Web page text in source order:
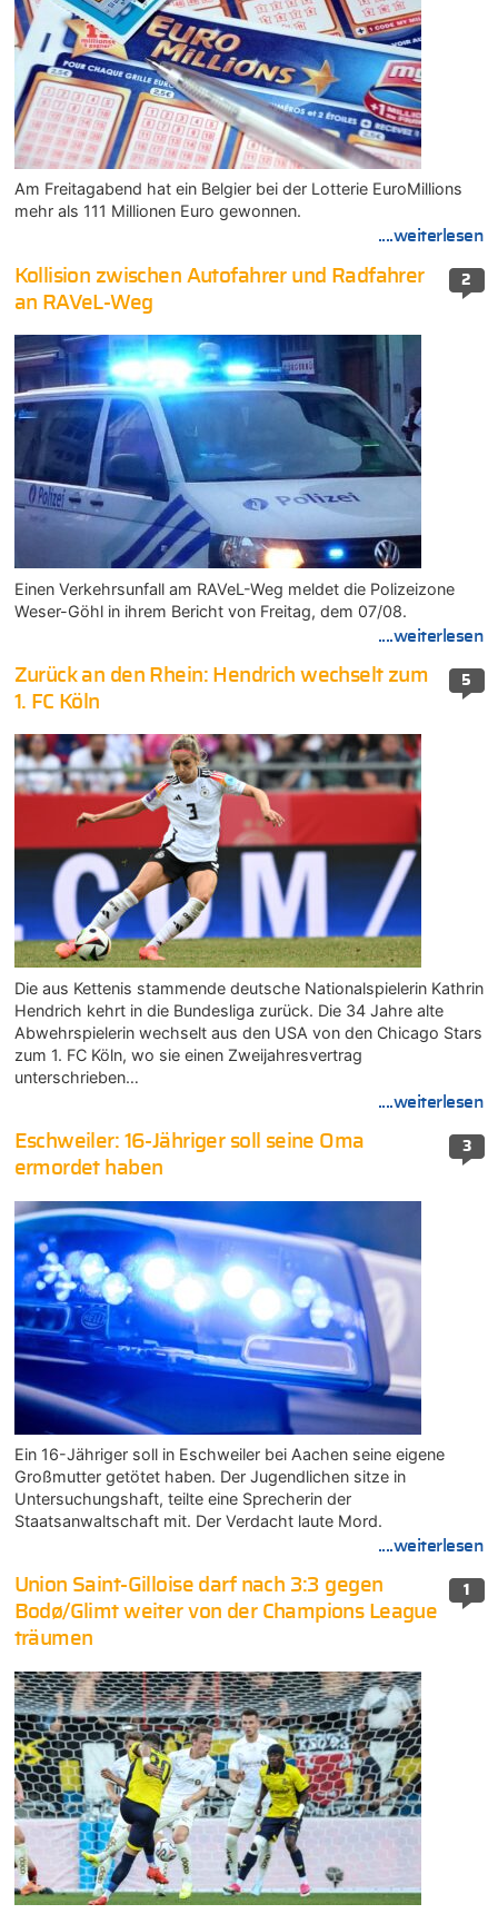
Am Freitagabend hat ein Belgier bei der Lotterie EuroMillions
mehr als 111 Millionen Euro gewonnen.
....weiterlesen
2
Kollision zwischen Autofahrer und Radfahrer
an RAVeL-Weg
Einen Verkehrsunfall am RAVeL-Weg meldet die Polizeizone
Weser-Göhl in ihrem Bericht von Freitag, dem 07/08.
....weiterlesen
5
Zurück an den Rhein: Hendrich wechselt zum
1. FC Köln
Die aus Kettenis stammende deutsche Nationalspielerin Kathrin
Hendrich kehrt in die Bundesliga zurück. Die 34 Jahre alte
Abwehrspielerin wechselt aus den USA von den Chicago Stars
zum 1. FC Köln, wo sie einen Zweijahresvertrag
unterschrieben…
....weiterlesen
3
Eschweiler: 16-Jähriger soll seine Oma
ermordet haben
Ein 16-Jähriger soll in Eschweiler bei Aachen seine eigene
Großmutter getötet haben. Der Jugendlichen sitze in
Untersuchungshaft, teilte eine Sprecherin der
Staatsanwaltschaft mit. Der Verdacht laute Mord.
....weiterlesen
1
Union Saint-Gilloise darf nach 3:3 gegen
Bodø/Glimt weiter von der Champions League
träumen